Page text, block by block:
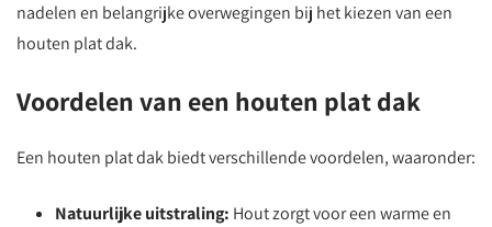
nadelen en belangrijke overwegingen bij het kiezen van een
houten plat dak.
Voordelen van een houten plat dak
Een houten plat dak biedt verschillende voordelen, waaronder:
Natuurlijke uitstraling: Hout zorgt voor een warme en